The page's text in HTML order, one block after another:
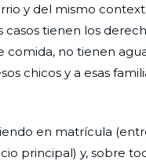
y del mismo
tienen los
no tienen
chicos y a esas
en matrícula
principal) y, sobre